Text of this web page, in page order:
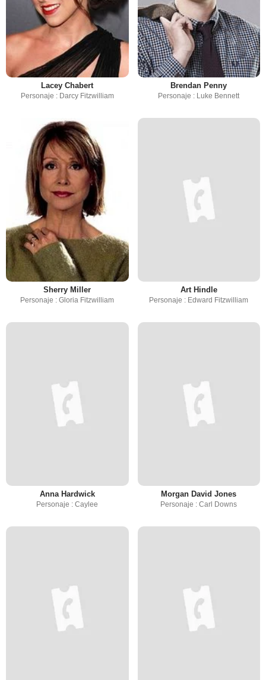
Lacey Chabert
Personaje : Darcy Fitzwilliam
Brendan Penny
Personaje : Luke Bennett
Sherry Miller
Personaje : Gloria Fitzwilliam
Art Hindle
Personaje : Edward Fitzwilliam
Anna Hardwick
Personaje : Caylee
Morgan David Jones
Personaje : Carl Downs